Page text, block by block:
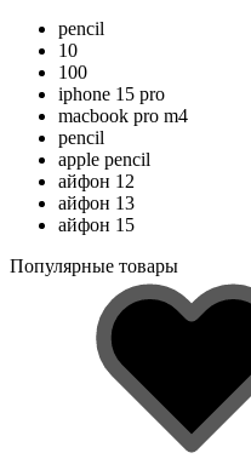
pencil
10
100
iphone 15 pro
macbook pro m4
pencil
apple pencil
айфон 12
айфон 13
айфон 15
Популярные товары